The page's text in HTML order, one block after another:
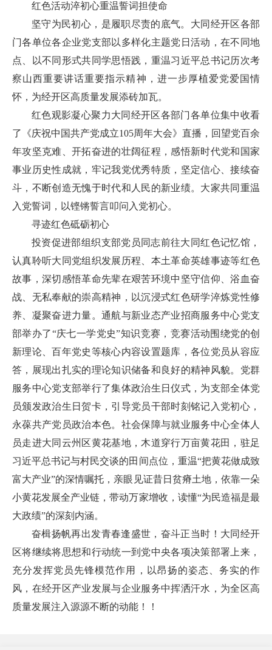
红色活动淬初心重温誓词担使命
坚守为民初心，是履职尽责的底气。大同经开区各部
门各单位各企业党支部以多样化主题党日活动，在不同地
点、以不同形式共同学思悟践，重温习近平总书记历次考
察山西重要讲话重要指示精神，进一步厚植爱党爱国情
怀，为经开区高质量发展添砖加瓦。
红色观影凝心聚力大同经开区各部门各单位集中收看
了《庆祝中国共产党成立105周年大会》直播，回望党百余
年攻坚克难、开拓奋进的壮阔征程，感悟新时代党和国家
事业历史性成就，牢记我党优秀特质，坚定信心、接续奋
斗，不断创造无愧于时代和人民的新业绩。大家共同重温
入党誓词，以铿锵誓言叩问入党初心。
寻迹红色砥砺初心
投资促进部组织支部党员同志前往大同红色记忆馆，
认真聆听大同党组织发展历程、本土革命英雄事迹等红色
故事，深切感悟革命先辈在艰苦环境中坚守信仰、浴血奋
战、无私奉献的崇高精神，以沉浸式红色研学淬炼党性修
养、凝聚奋进力量。通航与新业态产业招商服务中心党支
部举办了“庆七一学党史”知识竞赛，竞赛活动围绕党的创
新理论、百年党史等核心内容设置题库，各位党员从容应
答，展现出扎实的理论知识储备和良好的精神风貌。党群
服务中心党支部举行了集体政治生日仪式，为支部全体党
员颁发政治生日贺卡，引导党员干部时刻铭记入党初心，
永葆共产党员政治本色。社会保障与就业服务中心全体人
员走进大同云州区黄花基地，木道穿行万亩黄花田，驻足
习近平总书记与村民交谈的田间点位，重温“把黄花做成致
富大产业”的深情嘱托，亲眼见证昔日贫瘠土地，依靠一朵
小黄花发展全产业链，带动万家增收，读懂“为民造福是最
大政绩”的深刻内涵。
奋楫扬帆再出发青春逢盛世，奋斗正当时！大同经开
区将继续将思想和行动统一到党中央各项决策部署上来，
充分发挥党员先锋模范作用，以昂扬的姿态、务实的作
风，在经开区产业发展与企业服务中挥洒汗水，为全区高
质量发展注入源源不断的动能！！